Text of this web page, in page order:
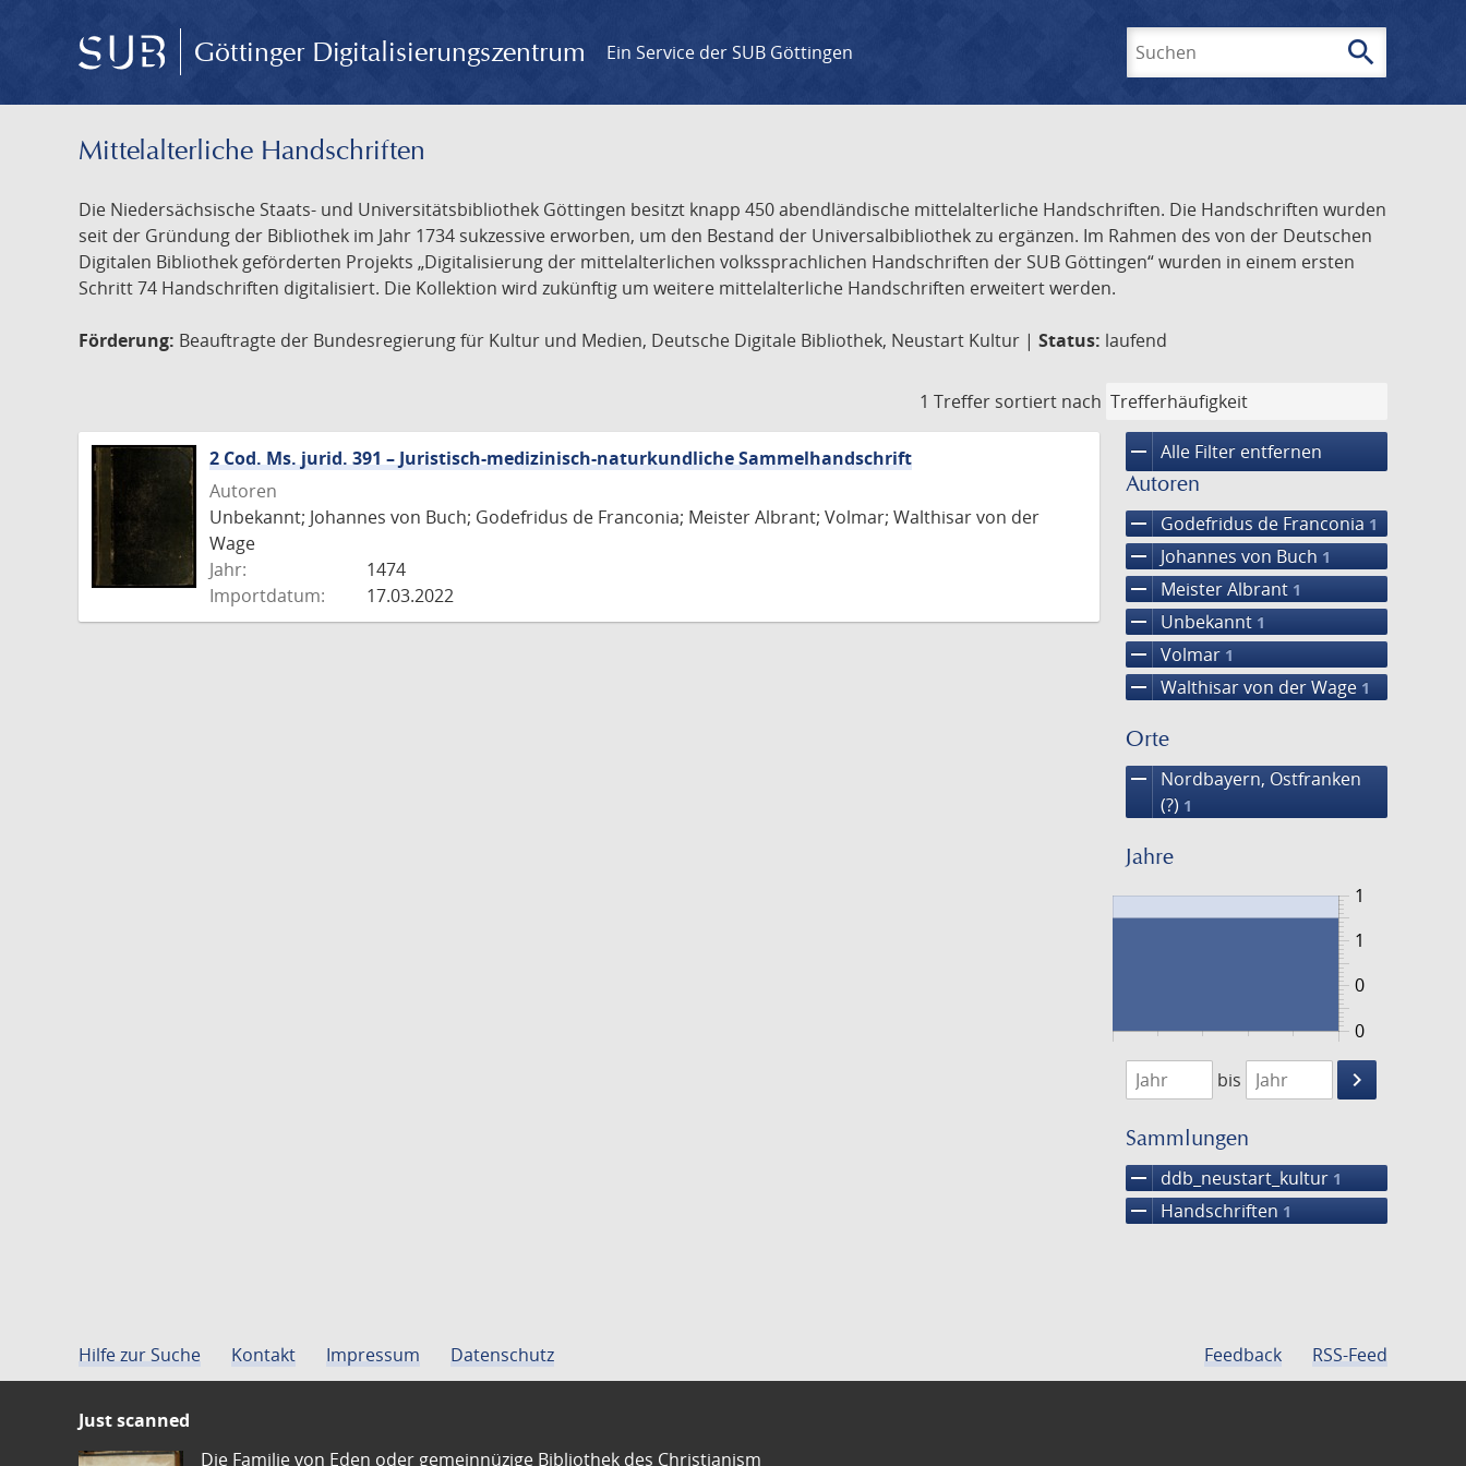
Göttinger Digitalisierungszentrum Ein Service der SUB Göttingen search
Mittelalterliche Handschriften
Die Niedersächsische Staats- und Universitätsbibliothek Göttingen besitzt knapp 450 abendländische mittelalterliche Handschriften. Die Handschriften wurden
seit der Gründung der Bibliothek im Jahr 1734 sukzessive erworben, um den Bestand der Universalbibliothek zu ergänzen. Im Rahmen des von der Deutschen
Digitalen Bibliothek geförderten Projekts „Digitalisierung der mittelalterlichen volkssprachlichen Handschriften der SUB Göttingen“ wurden in einem ersten
Schritt 74 Handschriften digitalisiert. Die Kollektion wird zukünftig um weitere mittelalterliche Handschriften erweitert werden.
Förderung: Beauftragte der Bundesregierung für Kultur und Medien, Deutsche Digitale Bibliothek, Neustart Kultur | Status: laufend
1 Treffer sortiert nach
remove Alle Filter entfernen
Autoren
remove Godefridus de Franconia 1
remove Johannes von Buch 1
remove Meister Albrant 1
remove Unbekannt 1
remove Volmar 1
remove Walthisar von der Wage 1
Orte
remove
Nordbayern, Ostfranken
(?) 1
Jahre
0
1
0
1
1474
1475
bis
keyboard_arrow_right
Suche
Sammlungen
remove ddb_neustart_kultur 1
remove Handschriften 1
2 Cod. Ms. jurid. 391 – Juristisch-medizinisch-naturkundliche Sammelhandschrift
Autoren
Unbekannt; Johannes von Buch; Godefridus de Franconia; Meister Albrant; Volmar; Walthisar von der
Wage
Jahr:
1474
Importdatum:
17.03.2022
Hilfe zur Suche Kontakt Impressum Datenschutz Feedback RSS-Feed
Just scanned
Die Familie von Eden oder gemeinnüzige Bibliothek des Christianism